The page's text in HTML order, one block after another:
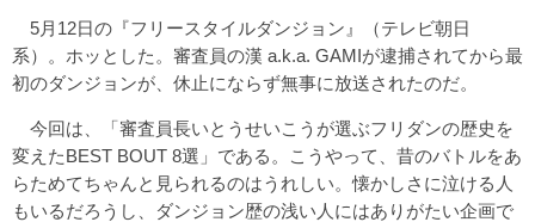
5月12日の『フリースタイルダンジョン』（テレビ朝日
系）。ホッとした。審査員の漢 a.k.a. GAMIが逮捕されてから最
初のダンジョンが、休止にならず無事に放送されたのだ。
今回は、「審査員長いとうせいこうが選ぶフリダンの歴史を
変えたBEST BOUT 8選」である。こうやって、昔のバトルをあ
らためてちゃんと見られるのはうれしい。懐かしさに泣ける人
もいるだろうし、ダンジョン歴の浅い人にはありがたい企画で